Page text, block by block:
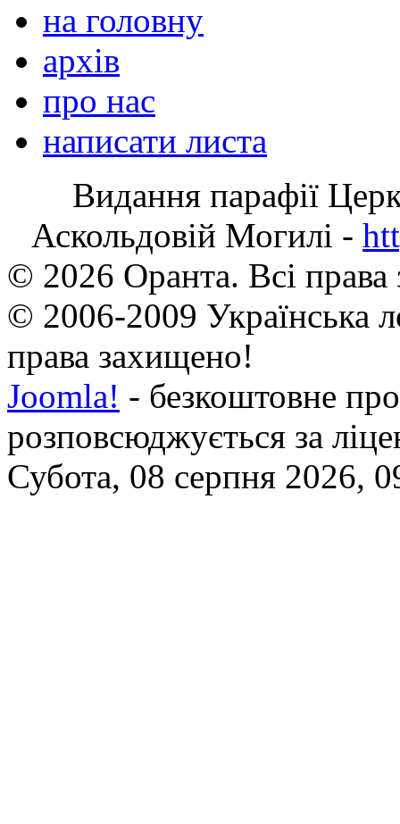
на головну
архів
про нас
написати листа
Видання парафії
Аскольдовій Могилі -
© 2026 Оранта. Всі
© 2006-2009 Українська
права захищено!
Joomla! - безкоштовне
розповсюджується за
Субота, 08 серпня 2026,